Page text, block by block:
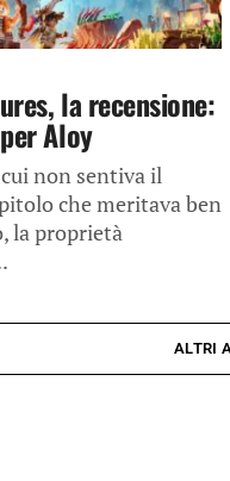
la recensione:
Aloy
non sentiva il
che meritava ben
la proprietà
ALTRI